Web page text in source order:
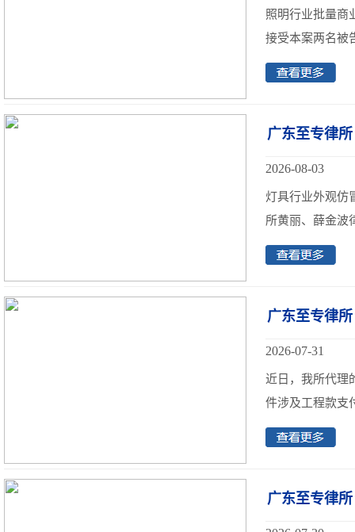
照明行业批量商
接受本案两名被
广东至专律
2026-08-03
灯具行业外观仿
所黄丽、薛金波
广东至专律
2026-07-31
近日，我所代理
件涉及工程款支
广东至专律